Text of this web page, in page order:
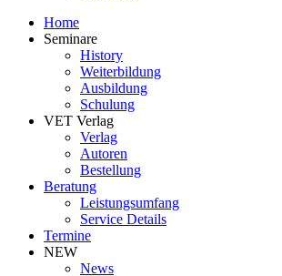
Home
Seminare
History
Weiterbildung
Ausbildung
Schulung
VET Verlag
Verlag
Autoren
Bestellung
Beratung
Leistungsumfang
Service Details
Termine
NEW
News